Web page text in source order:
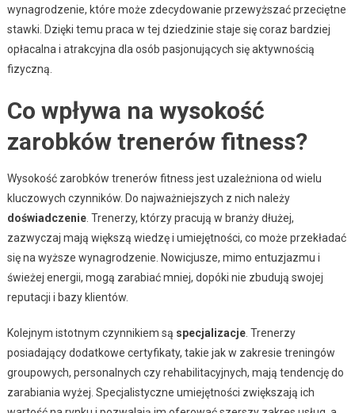
wynagrodzenie, które może zdecydowanie przewyższać przeciętne
stawki. Dzięki temu praca w tej dziedzinie staje się coraz bardziej
opłacalna i atrakcyjna dla osób pasjonujących się aktywnością
fizyczną.
Co wpływa na wysokość
zarobków trenerów fitness?
Wysokość zarobków trenerów fitness jest uzależniona od wielu
kluczowych czynników. Do najważniejszych z nich należy
doświadczenie. Trenerzy, którzy pracują w branży dłużej,
zazwyczaj mają większą wiedzę i umiejętności, co może przekładać
się na wyższe wynagrodzenie. Nowicjusze, mimo entuzjazmu i
świeżej energii, mogą zarabiać mniej, dopóki nie zbudują swojej
reputacji i bazy klientów.
Kolejnym istotnym czynnikiem są specjalizacje. Trenerzy
posiadający dodatkowe certyfikaty, takie jak w zakresie treningów
groupowych, personalnych czy rehabilitacyjnych, mają tendencję do
zarabiania wyżej. Specjalistyczne umiejętności zwiększają ich